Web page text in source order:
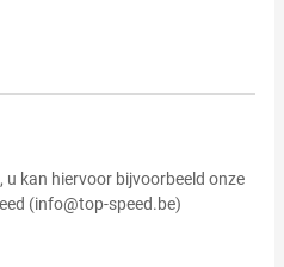
kan hiervoor bijvoorbeeld onze
(info@top-speed.be)